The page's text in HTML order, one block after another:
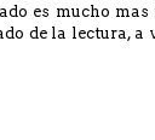
es mucho mas
de la lectura, a